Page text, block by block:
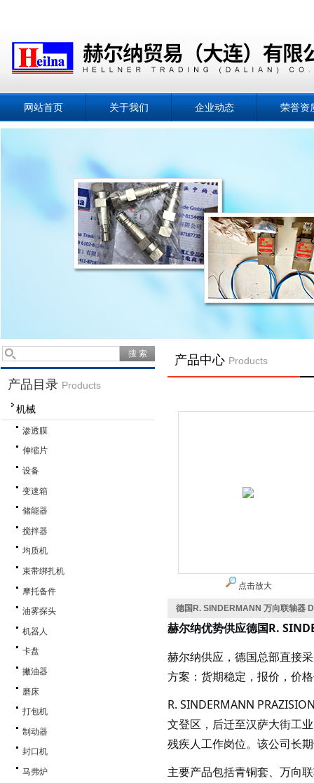
网站首页 关于我们 企业动态 荣誉资
产品目录 Products
机械
渗透膜
伸缩片
设备
变速箱
储能器
搅拌器
均质机
束带绑扎机
摩托备件
油雾探头
机器人
卡盘
撇油器
磨床
打包机
制动器
封口机
马弗炉
产品中心 Products
点击放大
德国R. SINDERMANN 万向联轴器
赫尔纳优势供应德国R.
赫尔纳供应，德国总部直接
方案：货期稳定，报价，价
R. SINDERMANN
文登区，后迁至汉萨大街工
残疾人工作岗位。该公司长
主要产品包括青铜套、万向